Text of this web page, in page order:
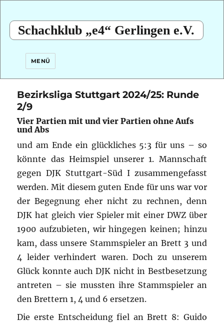
Schachklub „e4“ Gerlingen e.V.
MENÜ
Bezirksliga Stuttgart 2024/25: Runde
2/9
Vier Partien mit und vier Partien ohne Aufs
und Abs
und am Ende ein glückliches 5:3 für uns – so
könnte das Heimspiel unserer 1. Mannschaft
gegen DJK Stuttgart-Süd I zusammengefasst
werden. Mit diesem guten Ende für uns war vor
der Begegnung eher nicht zu rechnen, denn
DJK hat gleich vier Spieler mit einer DWZ über
1900 aufzubieten, wir hingegen keinen; hinzu
kam, dass unsere Stammspieler an Brett 3 und
4 leider verhindert waren. Doch zu unserem
Glück konnte auch DJK nicht in Bestbesetzung
antreten – sie mussten ihre Stammspieler an
den Brettern 1, 4 und 6 ersetzen.
Die erste Entscheidung fiel an Brett 8: Guido